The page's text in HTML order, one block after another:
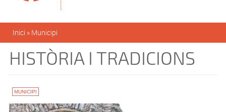
Esteu aquí
Inici » Municipi
HISTÒRIA I TRADICIONS
MUNICIPI